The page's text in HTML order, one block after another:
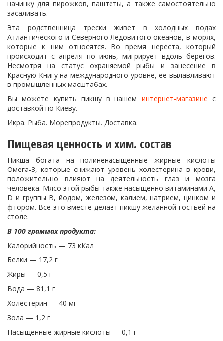
начинку для пирожков, паштеты, а также самостоятельно
засаливать.
Эта родственница трески живет в холодных водах
Атлантического и Северного Ледовитого океанов, в морях,
которые к ним относятся. Во время нереста, который
происходит с апреля по июнь, мигрирует вдоль берегов.
Несмотря на статус охраняемой рыбы и занесение в
Красную Книгу на международного уровне, ее вылавливают
в промышленных масштабах.
Вы можете купить пикшу в нашем интернет-магазине с
доставкой по Киеву.
Икра. Рыба. Морепродукты. Доставка.
Пищевая ценность и хим. состав
Пикша богата на полиненасыщенные жирные кислоты
Омега-3, которые снижают уровень холестерина в крови,
положительно влияют на деятельность глаз и мозга
человека. Мясо этой рыбы также насыщенно витаминами А,
D и группы В, йодом, железом, калием, натрием, цинком и
фтором. Все это вместе делает пикшу желанной гостьей на
столе.
В 100 граммах продукта:
Калорийность — 73 кКал
Белки — 17,2 г
Жиры — 0,5 г
Вода — 81,1 г
Холестерин — 40 мг
Зола — 1,2 г
Насыщенные жирные кислоты — 0,1 г